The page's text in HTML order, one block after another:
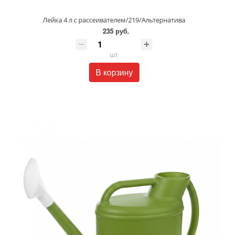
Лейка 4 л с рассеивателем/219/Альтернатива
235 руб.
шт
В корзину